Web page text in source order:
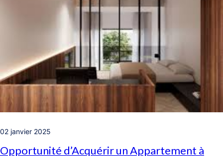
02 janvier 2025
Opportunité d’Acquérir un Appartement à